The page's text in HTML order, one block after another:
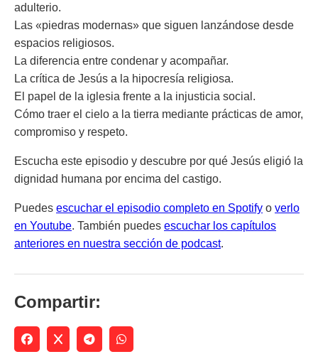
adulterio.
Las «piedras modernas» que siguen lanzándose desde
espacios religiosos.
La diferencia entre condenar y acompañar.
La crítica de Jesús a la hipocresía religiosa.
El papel de la iglesia frente a la injusticia social.
Cómo traer el cielo a la tierra mediante prácticas de amor,
compromiso y respeto.
Escucha este episodio y descubre por qué Jesús eligió la
dignidad humana por encima del castigo.
Puedes escuchar el episodio completo en Spotify o verlo
en Youtube. También puedes escuchar los capítulos
anteriores en nuestra sección de podcast.
Compartir: